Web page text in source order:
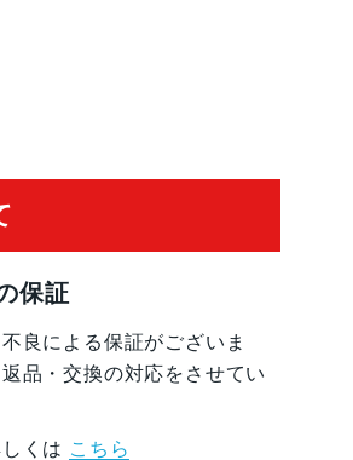
保証
良による保証がございま
品・交換の対応をさせてい
くは こちら